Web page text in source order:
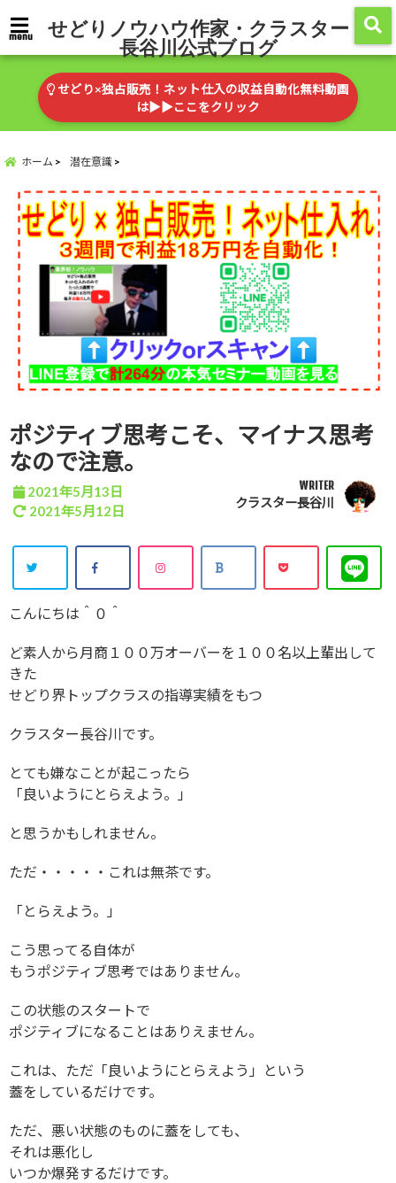
menu せどりノウハウ作家・クラスター
長谷川公式ブログ
せどり×独占販売！ネット仕入の収益自動化無料動画
は▶︎▶︎ここをクリック
ホーム 潜在意識
ポジティブ思考こそ、マイナス思考
なので注意。
2021年5月13日
2021年5月12日
WRITER
クラスター長谷川
こんにちは＾０＾
ど素人から月商１００万オーバーを１００名以上輩出して
きた
せどり界トップクラスの指導実績をもつ
クラスター長谷川です。
とても嫌なことが起こったら
「良いようにとらえよう。」
と思うかもしれません。
ただ・・・・・これは無茶です。
「とらえよう。」
こう思ってる自体が
もうポジティブ思考ではありません。
この状態のスタートで
ポジティブになることはありえません。
これは、ただ「良いようにとらえよう」という
蓋をしているだけです。
ただ、悪い状態のものに蓋をしても、
それは悪化し
いつか爆発するだけです。